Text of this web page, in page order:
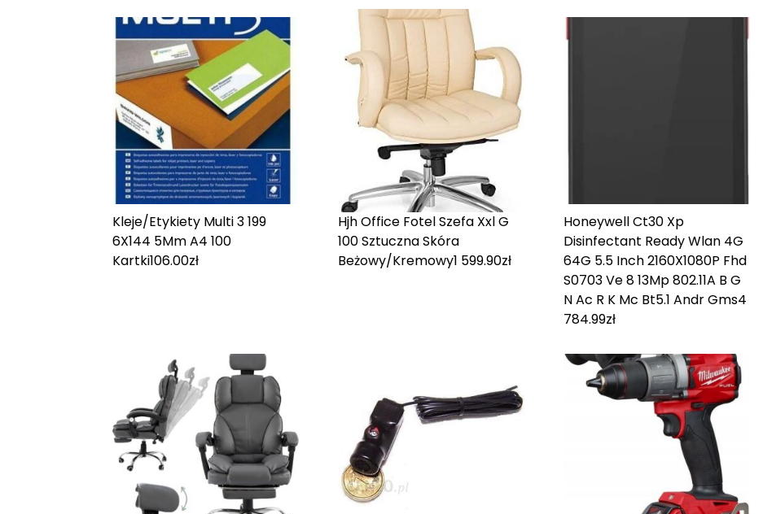
Kleje/Etykiety Multi 3 199
6X144 5Mm A4 100
Kartki106.00zł
Hjh Office Fotel Szefa Xxl G
100 Sztuczna Skóra
Beżowy/Kremowy1 599.90zł
Honeywell Ct30 Xp
Disinfectant Ready Wlan 4G
64G 5.5 Inch 2160X1080P Fhd
S0703 Ve 8 13Mp 802.11A B G
N Ac R K Mc Bt5.1 Andr Gms4
784.99zł